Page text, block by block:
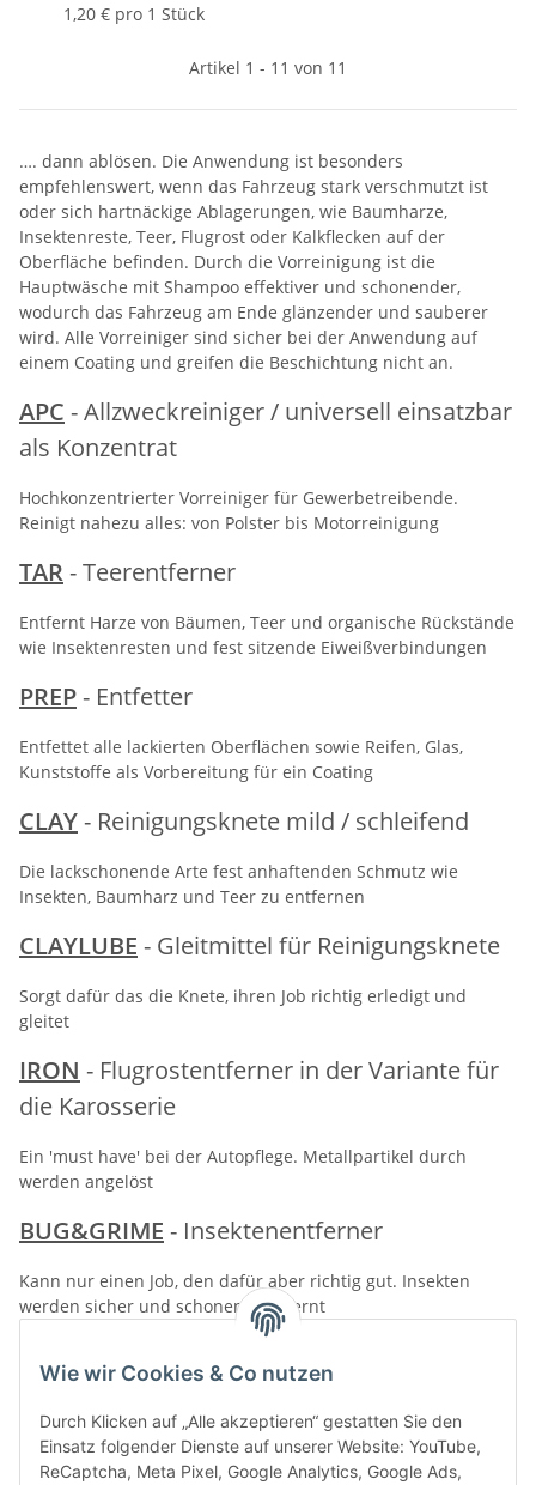
Wie wir Cookies & Co nutzen
Durch Klicken auf „Alle akzeptieren“ gestatten Sie den
Einsatz folgender Dienste auf unserer Website: YouTube,
ReCaptcha, Meta Pixel, Google Analytics, Google Ads,
1,20 € pro 1 Stück
Artikel 1 - 11 von 11
…. dann ablösen. Die Anwendung ist besonders
empfehlenswert, wenn das Fahrzeug stark verschmutzt ist
oder sich hartnäckige Ablagerungen, wie Baumharze,
Insektenreste, Teer, Flugrost oder Kalkflecken auf der
Oberfläche befinden. Durch die Vorreinigung ist die
Hauptwäsche mit Shampoo effektiver und schonender,
wodurch das Fahrzeug am Ende glänzender und sauberer
wird. Alle Vorreiniger sind sicher bei der Anwendung auf
einem Coating und greifen die Beschichtung nicht an.
APC - Allzweckreiniger / universell einsatzbar
als Konzentrat
Hochkonzentrierter Vorreiniger für Gewerbetreibende.
Reinigt nahezu alles: von Polster bis Motorreinigung
TAR- Teerentferner
Entfernt Harze von Bäumen, Teer und organische Rückstände
wie Insektenresten und fest sitzende Eiweißverbindungen
PREP- Entfetter
Entfettet alle lackierten Oberflächen sowie Reifen, Glas,
Kunststoffe als Vorbereitung für ein Coating
CLAY- Reinigungsknete mild / schleifend
Die lackschonende Arte fest anhaftenden Schmutz wie
Insekten, Baumharz und Teer zu entfernen
CLAYLUBE - Gleitmittel für Reinigungsknete
Sorgt dafür das die Knete, ihren Job richtig erledigt und
gleitet
IRON - Flugrostentferner in der Variante für
die Karosserie
Ein 'must have' bei der Autopflege. Metallpartikel durch
werden angelöst
BUG&GRIME - Insektenentferner
Kann nur einen Job, den dafür aber richtig gut. Insekten
werden sicher und schonend entfernt